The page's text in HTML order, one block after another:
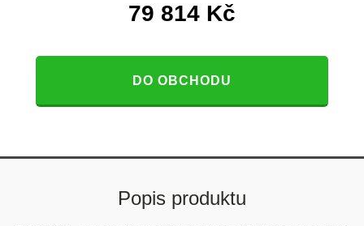
79 814 Kč
DO OBCHODU
Popis produktu